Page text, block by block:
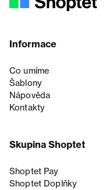
Informace
Co umíme
Šablony
Nápověda
Kontakty
Skupina Shoptet
Shoptet Pay
Shoptet Doplňky